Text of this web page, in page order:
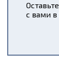
с вами